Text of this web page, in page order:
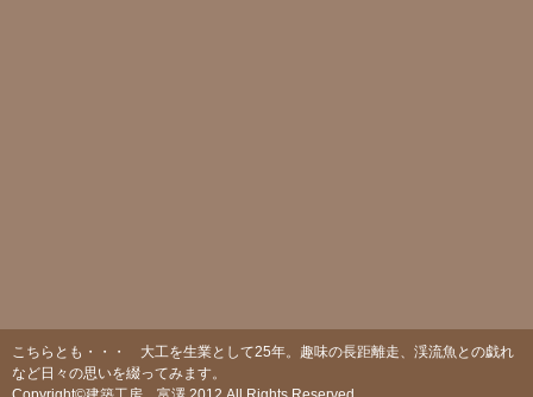
こちらとも・・・ 大工を生業として25年。趣味の長距離走、渓流魚との戯れ
など日々の思いを綴ってみます。